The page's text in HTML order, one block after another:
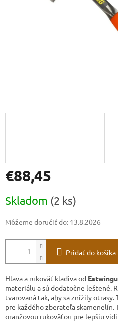
€88,45
cena:
Skladom (2 ks)
Môžeme doručiť do: 13.8.2026
Pridať do košíka
Hlava a rukoväť kladiva od Estwingu
materiálu a sú dodatočne leštené.
tvarovaná tak, aby sa znížily
pre každého zberateľa skamenelín.
oranžovou rukoväťou pre lepšiu